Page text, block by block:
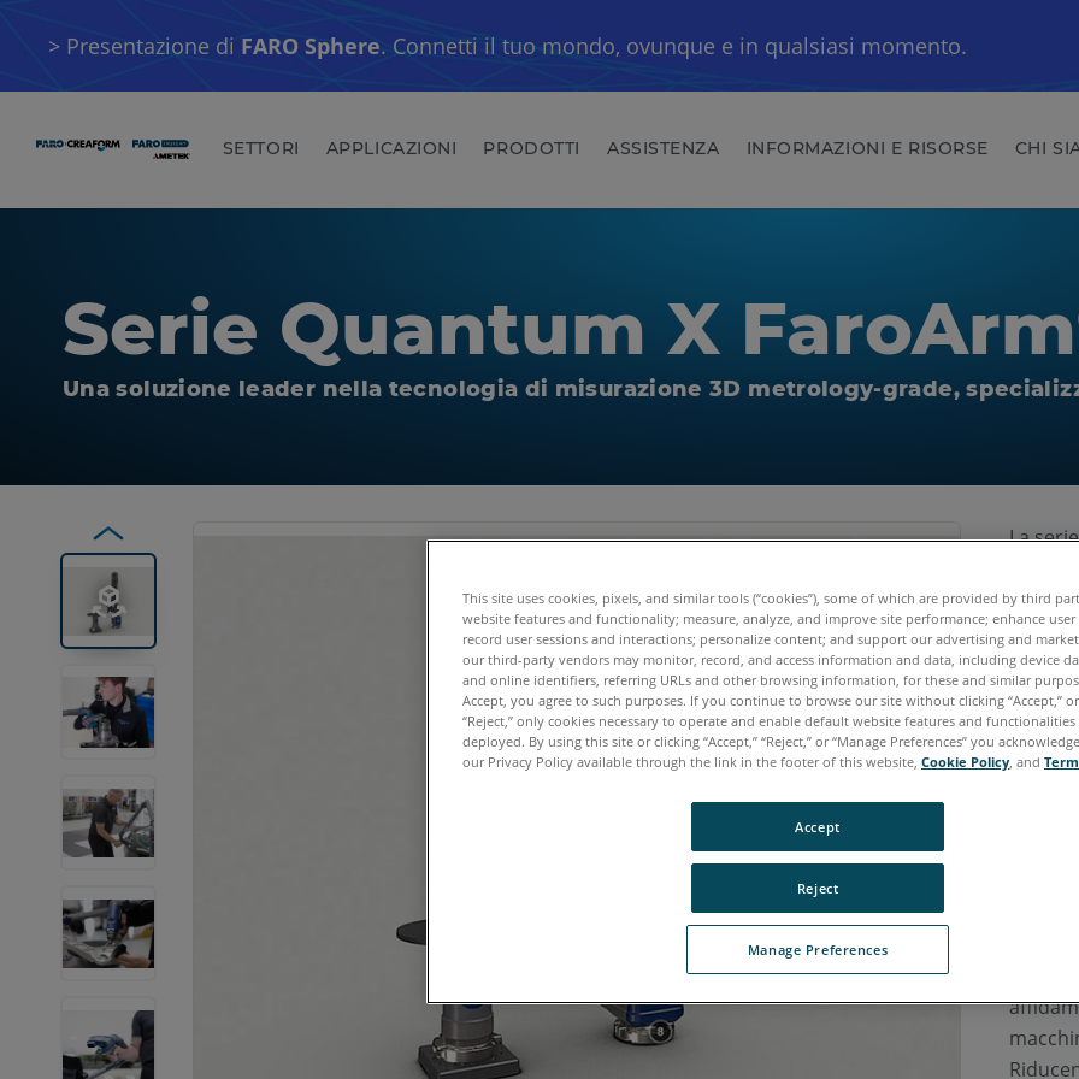
SETTORI APPLICAZIONI PRODOTTI ASSISTENZA INFORMAZIONI E RISORSE CHI
> Presentazione di FARO Sphere. Connetti il tuo mondo, ovunque e in qualsiasi momento.
Serie Quantum X FaroArm
Una soluzione leader nella tecnologia di misurazione 3D metrology-grade,
La
termini
di
8-
Con
This site uses cookies, pixels, and similar tools (“cookies”), some of which are provided by third
website features and functionality; measure, analyze, and improve site performance; enhance user
record user sessions and interactions; personalize content; and support our advertising and
our third-party vendors may monitor, record, and access information and data, including device
and online identifiers, referring URLs and other browsing information, for these and similar
Accept, you agree to such purposes. If you continue to browse our site without clicking “Accept,”
“Reject,” only cookies necessary to operate and enable default website features and
deployed. By using this site or clicking “Accept,” “Reject,” or “Manage Preferences” you
our Privacy Policy available through the link in the footer of this website, Cookie Policy, and
Manage Preferences
Reject
Accept